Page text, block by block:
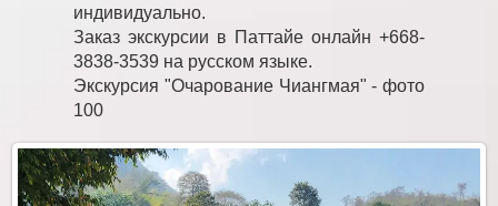
индивидуально.
Заказ экскурсии в Паттайе онлайн +668-
3838-3539 на русском языке.
Экскурсия "Очарование Чиангмая" - фото
100